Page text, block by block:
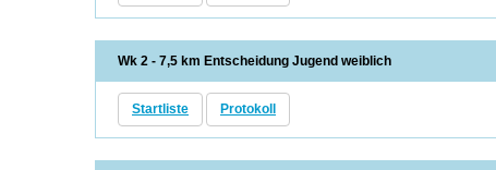
Wk 2 - 7,5 km Entscheidung Jugend weiblich
Startliste Protokoll